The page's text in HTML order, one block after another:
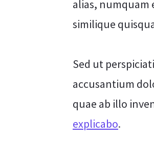
alias, numquam
similique
Sed ut
accusantium
quae ab illo
explicabo.